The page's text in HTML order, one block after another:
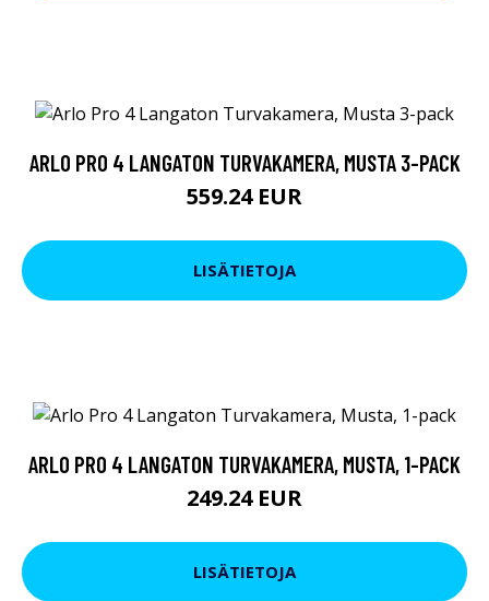
ARLO PRO 4 LANGATON TURVAKAMERA, MUSTA 3-PACK
559.24 EUR
LISÄTIETOJA
ARLO PRO 4 LANGATON TURVAKAMERA, MUSTA, 1-PACK
249.24 EUR
LISÄTIETOJA